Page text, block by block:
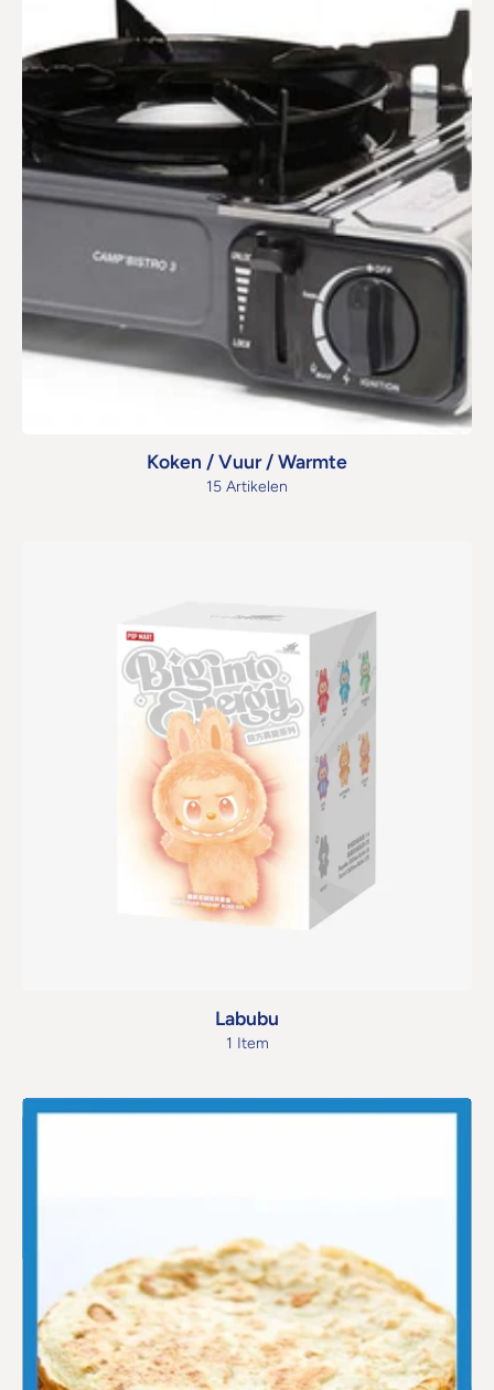
Koken / Vuur / Warmte
15 Artikelen
Labubu
1 Item